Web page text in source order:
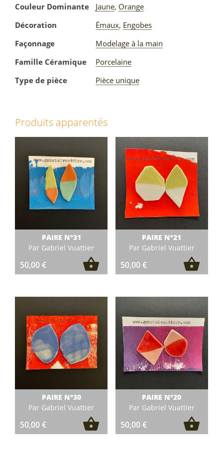
Couleur Dominante
Jaune, Orange
Décoration
Émaux, Engobes
Façonnage
Modelage à la main
Famille Céramique
Porcelaine
Type de pièce
Pièce unique
Produits apparentés
PAIRE N°31
Par Gabriel Vuattier
50,00€
PAIRE N°21
Par Gabriel Vuattier
50,00€
PAIRE N°30
Par Gabriel Vuattier
50,00€
PAIRE N°20
Par Gabriel Vuattier
50,00€